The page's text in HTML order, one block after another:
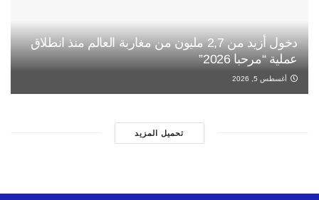
دخول أزيد من 2,7 مليون من مغاربة العالم منذ انطلاق
عملية “مرحبا 2026”
أغسطس 5, 2026
تحميل المزيد